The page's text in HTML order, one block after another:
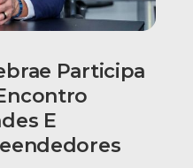
Participa
E